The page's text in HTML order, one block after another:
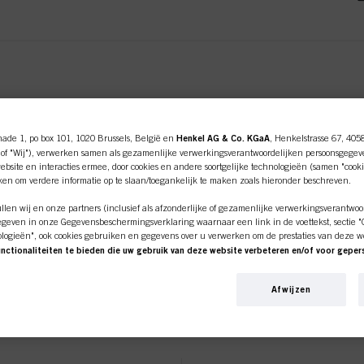
tab:
tab: Tutorials &
–
OLIËN
shop is exclusief voor
1, po box 101, 1020 Brussels, België en Henkel AG & Co. KGaA , Henkelstrasse 67,
"Wij"), verwerken samen als gezamenlijke verwerkingsverantwoordelijken
en interacties ermee, door cookies en andere soortgelijke technologieën (samen
om verdere informatie op te slaan/toegankelijk te maken zoals hieronder beschreven.
wij en onze partners (inclusief als afzonderlijke of gezamenlijke
in onze Gegevensbeschermingsverklaring waarnaar een link in de voettekst, sectie
ook cookies gebruiken en gegevens over u verwerken om de prestaties van deze
te bieden die uw gebruik van deze website verbeteren en/of voor
u aanmaken die verrijkt kunnen worden met gegevens die van derden en andere
Afwijzen